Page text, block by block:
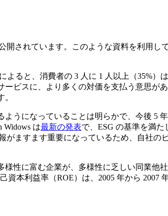
されています。このような資料を利用
ると、消費者の 3 人に 1 人以上（35%）
ビスに、より多くの対価を支払う意思が
うになっていることは明らかで、今後 5
は最新の発表で、ESG の基準を満
ますます重要になっているため、自社の
性に富む企業が、多様性に乏しい同業他
資本利益率（ROE）は、2005 年から 2007